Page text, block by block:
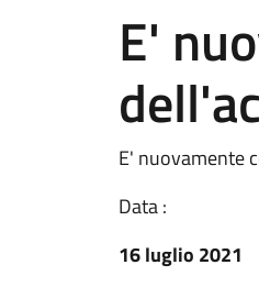
E'
E' nuovamente
Data :
16 luglio 2021